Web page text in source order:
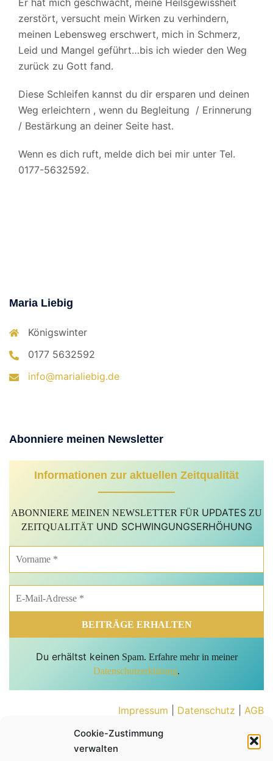
Cookie-Zustimmung
verwalten
zerstört, versucht mein Wirken zu verhindern,
meinen Lebensweg erschwert, mich in Schmerz,
Leid und Mangel geführt…bis ich wieder den Weg
zurück zu Gott fand.
Diese Schleifen kannst du dir ersparen und deinen
Weg erleichtern , wenn du Begleitung / Erinnerung
/ Bestärkung an deiner Seite hast.
Wenn es dich ruft, melde dich bei mir unter Tel.
0177-5632592.
Maria Liebig
Königswinter
0177 5632592
info@marialiebig.de
Abonniere meinen Newsletter
Informationen zur aktuellen Zeitqualität
ABONNIERE MEINEN NEWSLETTER FÜR UPDATES ZU
ZEITQUALITÄTUND SCHWINGUNGSERHÖHUNG
Du erhältst keinenSpam. Erfahre mehr in meiner
Datenschutzerklärung.
Impressum Datenschutz AGB
Cookie-Richtlinie (EU)